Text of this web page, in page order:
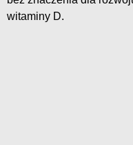
witaminy D.